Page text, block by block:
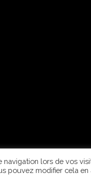
lors de vos
pouvez modifier cela